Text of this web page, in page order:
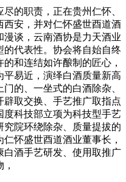
的职责，正在贵州仁怀、
安，并对仁怀盛世酉道酒
谈，云南酒协是力天酒业
代表性。协会将自始自终
和连结如许酿制的匠心，
易近，演绎白酒质量新高
的、一坐式的白酒除杂、
辟取交换、手艺推广取指点
度科技部立项为科技型手艺
院环绕除杂、质量提拔的
怀盛世酉道酒业董事长，
白酒手艺研发、使用取推广